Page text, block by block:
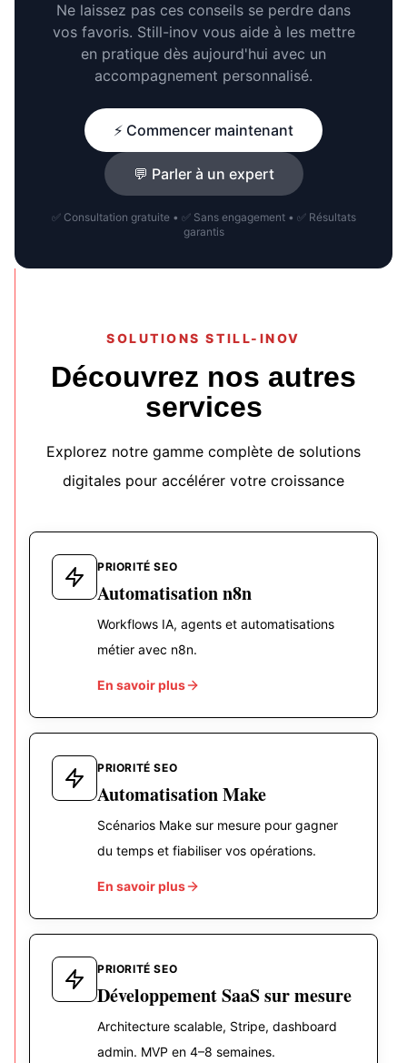
Ne laissez pas ces conseils se perdre dans
vos favoris. Still-inov vous aide à les mettre
en pratique dès aujourd'hui avec un
accompagnement personnalisé.
⚡ Commencer maintenant
💬 Parler à un expert
✅ Consultation gratuite • ✅ Sans engagement • ✅ Résultats
garantis
SOLUTIONS STILL-INOV
Découvrez nos autres
services
Explorez notre gamme complète de solutions
digitales pour accélérer votre croissance
PRIORITÉ SEO
Automatisation n8n
Workflows IA, agents et automatisations
métier avec n8n.
En savoir plus
PRIORITÉ SEO
Automatisation Make
Scénarios Make sur mesure pour gagner
du temps et fiabiliser vos opérations.
En savoir plus
PRIORITÉ SEO
Développement SaaS sur mesure
Architecture scalable, Stripe, dashboard
admin. MVP en 4–8 semaines.